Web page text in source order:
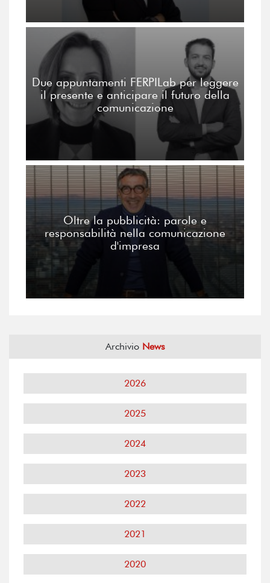
Due appuntamenti FERPILab per leggere
il presente e anticipare il futuro della
comunicazione
Oltre la pubblicità: parole e
responsabilità nella comunicazione
d'impresa
Archivio News
2026
2025
2024
2023
2022
2021
2020